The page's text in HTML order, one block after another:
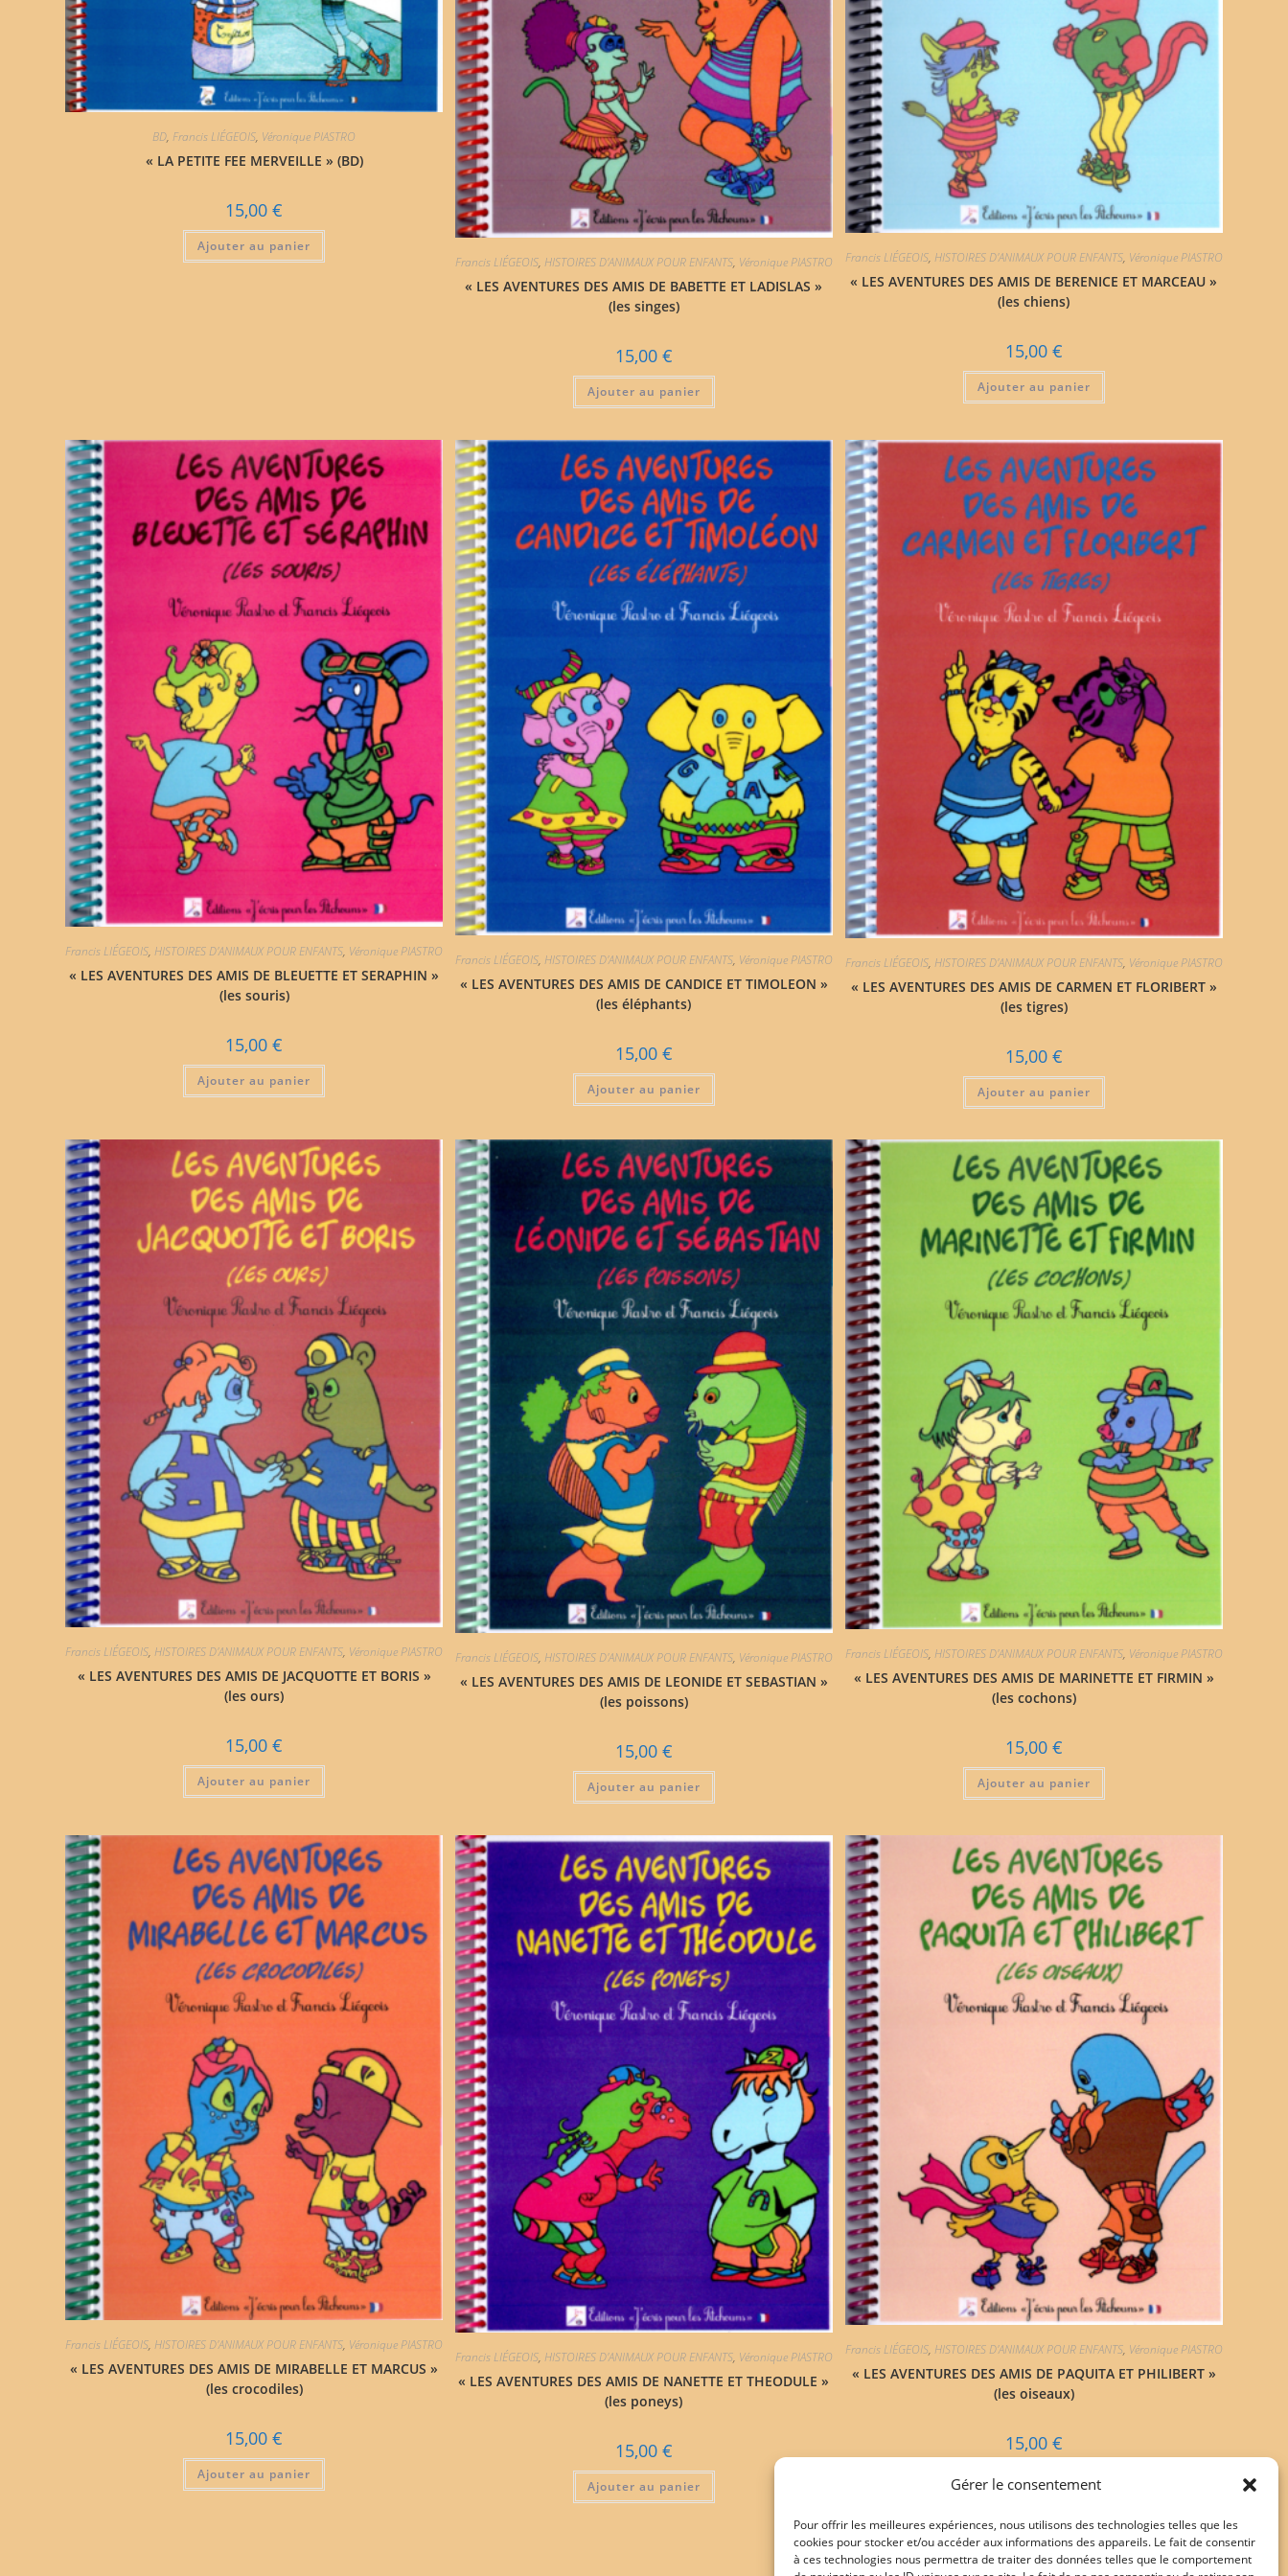
Gérer le consentement
Pour offrir les meilleures expériences, nous utilisons des technologies telles que les
cookies pour stocker et/ou accéder aux informations des appareils. Le fait de consentir
à ces technologies nous permettra de traiter des données telles que le comportement
BD,Francis LIÉGEOIS, Véronique PIASTRO
« LA PETITE FEE MERVEILLE » (BD)
15,00€
Ajouter au panier
Francis LIÉGEOIS, HISTOIRES D'ANIMAUX POUR ENFANTS, Véronique PIASTRO
« LES AVENTURES DES AMIS DE BABETTE ET LADISLAS »
(les singes)
15,00 €
Ajouter au panier
Francis LIÉGEOIS, HISTOIRES D'ANIMAUX POUR ENFANTS, Véronique PIASTRO
« LES AVENTURES DES AMIS DE BERENICE ET MARCEAU »
(les chiens)
15,00 €
Ajouter au panier
Francis LIÉGEOIS,HISTOIRES D'ANIMAUX POUR ENFANTS, Véronique PIASTRO
« LES AVENTURES DES AMIS DE BLEUETTE ET SERAPHIN »
(les souris)
15,00€
Ajouter au panier
Francis LIÉGEOIS, HISTOIRES D'ANIMAUX POUR ENFANTS, Véronique PIASTRO
« LES AVENTURES DES AMIS DE CANDICE ET TIMOLEON »
(les éléphants)
15,00 €
Ajouter au panier
Francis LIÉGEOIS, HISTOIRES D'ANIMAUX POUR ENFANTS, Véronique PIASTRO
« LES AVENTURES DES AMIS DE CARMEN ET FLORIBERT »
(les tigres)
15,00 €
Ajouter au panier
Francis LIÉGEOIS,HISTOIRES D'ANIMAUX POUR ENFANTS, Véronique PIASTRO
« LES AVENTURES DES AMIS DE JACQUOTTE ET BORIS »
(les ours)
15,00€
Ajouter au panier
Francis LIÉGEOIS, HISTOIRES D'ANIMAUX POUR ENFANTS, Véronique PIASTRO
« LES AVENTURES DES AMIS DE LEONIDE ET SEBASTIAN »
(les poissons)
15,00 €
Ajouter au panier
Francis LIÉGEOIS, HISTOIRES D'ANIMAUX POUR ENFANTS, Véronique PIASTRO
« LES AVENTURES DES AMIS DE MARINETTE ET FIRMIN »
(les cochons)
15,00 €
Ajouter au panier
Francis LIÉGEOIS,HISTOIRES D'ANIMAUX POUR ENFANTS, Véronique PIASTRO
« LES AVENTURES DES AMIS DE MIRABELLE ET MARCUS »
(les crocodiles)
15,00€
Ajouter au panier
Francis LIÉGEOIS, HISTOIRES D'ANIMAUX POUR ENFANTS, Véronique PIASTRO
« LES AVENTURES DES AMIS DE NANETTE ET THEODULE »
(les poneys)
15,00 €
Ajouter au panier
Francis LIÉGEOIS, HISTOIRES D'ANIMAUX POUR ENFANTS, Véronique PIASTRO
« LES AVENTURES DES AMIS DE PAQUITA ET PHILIBERT »
(les oiseaux)
15,00 €
Ajouter au panier
1 2 3